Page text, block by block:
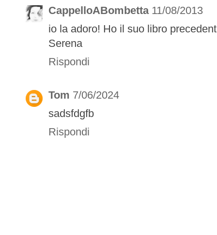
CappelloABombetta 11/08/2013
io la adoro! Ho il suo libro
Serena
Rispondi
Tom 7/06/2024
sadsfdgfb
Rispondi